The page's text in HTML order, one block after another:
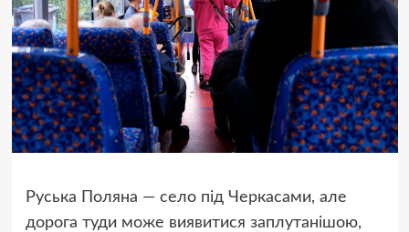
Руська Поляна — село під Черкасами, але
дорога туди може виявитися заплутанішою,